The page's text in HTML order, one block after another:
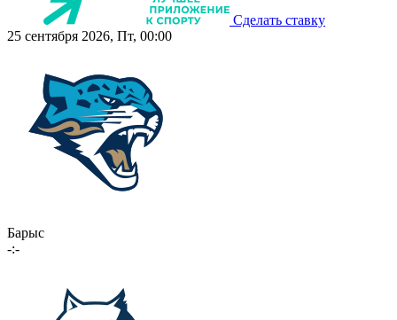
Сделать ставку
25 сентября 2026, Пт, 00:00
Барыс
-:-